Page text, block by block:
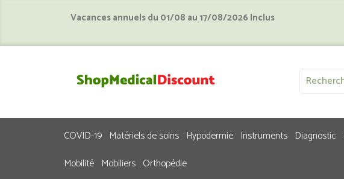
Vacances annuels du 01/08 au 17/08/2026 Inclus
COVID-19 Matériels de soins Hypodermie Instruments Diagnostic
Mobilité Mobiliers Orthopédie